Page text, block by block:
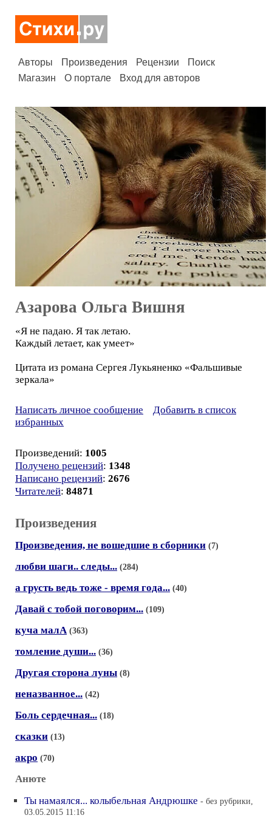
Авторы Произведения Рецензии
Поиск
Магазин
О портале Вход для авторов
Азарова Ольга Вишня
«Я не падаю. Я так летаю.
Каждый летает, как умеет»
Цитата из романа Сергея Лукьяненко «Фальшивые
зеркала»
Написать личное сообщение
Добавить в список
избранных
Произведений: 1005
Получено рецензий: 1348
Написано рецензий: 2676
Читателей: 84871
Произведения
Произведения, не вошедшие в сборники (7)
любви шаги.. следы... (284)
а грусть ведь тоже - время года... (40)
Давай с тобой поговорим... (109)
куча малА (363)
томление души... (36)
Другая сторона луны (8)
неназванное... (42)
Боль сердечная... (18)
сказки (13)
акро (70)
Анюте
Ты намаялся... колыбельная Андрюшке - без рубрики,
03.05.2015 11:16